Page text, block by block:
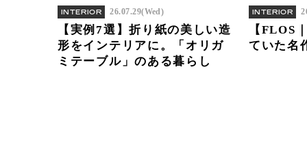
INTERIOR 26.07.29(Wed)
【実例7選】折り紙の美しい造
形をインテリアに。「オリガ
ミテーブル」のある暮らし
INTERIOR
【FLOS
ていた名